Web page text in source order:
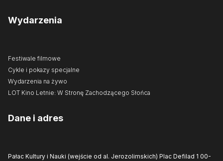
Wydarzenia
Festiwale filmowe
Cykle i pokazy specjalne
Wydarzenia na żywo
LOT Kino Letnie: W Stronę Zachodzącego Słońca
Dane i adres
Pałac Kultury i Nauki (wejście od al. Jerozolimskich) Plac Defilad 1 00-